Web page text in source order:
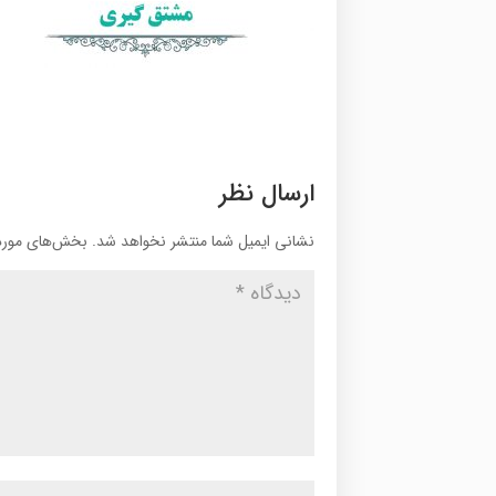
ارسال نظر
نشانی ایمیل شما منتشر نخواهد شد. بخش‌های